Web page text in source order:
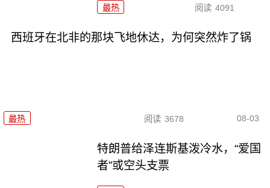
最热 阅读 4091
西班牙在北非的那块飞地休达，为何突然炸了锅
最热 阅读 3678 08-03
特朗普给泽连斯基泼冷水，“爱国
者”或空头支票